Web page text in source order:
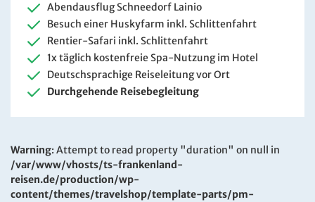
Abendausflug Schneedorf Lainio
Besuch einer Huskyfarm inkl. Schlittenfahrt
Rentier-Safari inkl. Schlittenfahrt
1x täglich kostenfreie Spa-Nutzung im Hotel
Deutschsprachige Reiseleitung vor Ort
Durchgehende Reisebegleitung
Warning: Attempt to read property "duration" on null in
/var/www/vhosts/ts-frankenland-
reisen.de/production/wp-
content/themes/travelshop/template-parts/pm-